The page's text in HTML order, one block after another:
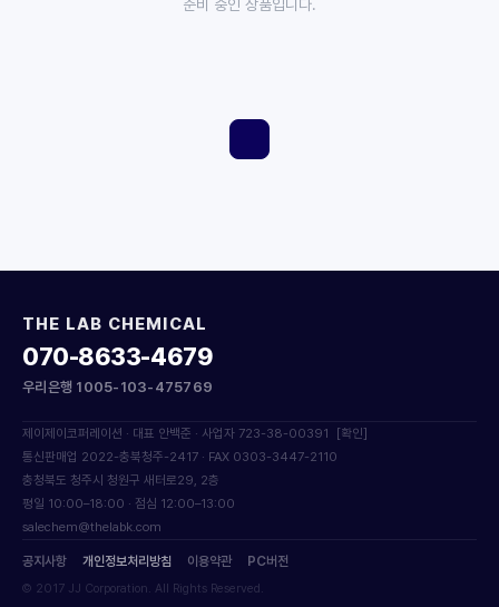
준비 중인 상품입니다.
THE LAB CHEMICAL
070-8633-4679
우리은행 1005-103-475769
제이제이코퍼레이션 · 대표 안백준 · 사업자 723-38-00391
[확인]
통신판매업 2022-충북청주-2417 · FAX 0303-3447-2110
충청북도 청주시 청원구 새터로29, 2층
평일 10:00–18:00 · 점심 12:00–13:00
salechem@thelabk.com
공지사항 개인정보처리방침 이용약관 PC버전
© 2017 JJ Corporation. All Rights Reserved.